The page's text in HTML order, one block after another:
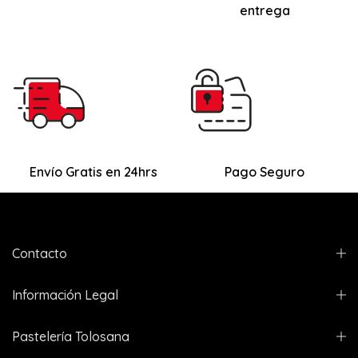
Con el fin de garantizar la máxima calidad en su compra, y
fresco, esta especialidad se enviará con unservicio de
entrega
Envío Gratis en 24hrs Pago Seguro
Contacto
Información Legal
Pastelería Tolosana